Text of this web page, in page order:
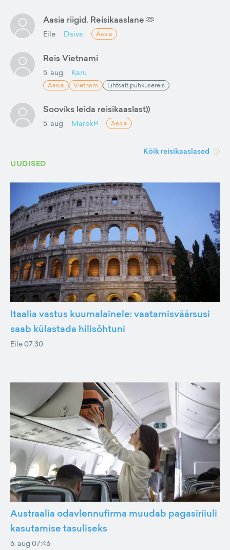
Aasia riigid. Reisikaaslane 🫶
Eile Daiva Aasia
Reis Vietnami
5. aug Karu
Aasia Vietnam Lihtsalt puhkusereis
Sooviks leida reisikaaslast))
5. aug MarekP Aasia
Kõik reisikaaslased
UUDISED
Itaalia vastus kuumalainele: vaatamisväärsusi
saab külastada hilisõhtuni
Eile 07:30
Austraalia odavlennufirma muudab pagasiriiuli
kasutamise tasuliseks
6. aug 07:46